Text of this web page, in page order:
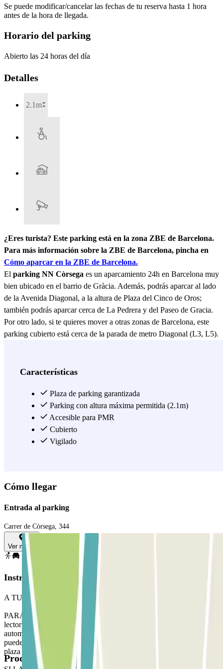
Se puede modificar/cancelar las fechas de tu reserva hasta 1 hora
antes de la hora de llegada.
Horario del parking
Abierto las 24 horas del día
Detalles
2.1m
¿Eres turista? Este parking está en la zona ZBE de Barcelona.
Para más información sobre la ZBE de Barcelona, pincha en
Cómo aparcar en la ZBE de Barcelona.
El parking NN Còrsega es un aparcamiento 24h en Barcelona muy
bien ubicado en el barrio de Gràcia. Además, podrás aparcar al lado
de la Avenida Diagonal, a la altura de Plaza del Cinco de Oros;
también podrás aparcar cerca de La Pedrera y del Paseo de Gracia.
Por otro lado, si te quieres mover a otras zonas de Barcelona, este
parking cubierto está cerca de la parada de metro Diagonal (L3, L5).
como La Pedrera, la Sagrada Familia, Casa Batlló, Plaza Cataluña o
parking vigilado está cerca del Palau Robert, el Museo Egipcio de
Barcelona o de la Casa de les Punxes. ;) Reserva tu plaza de
parking en el NN Còrsega, un parking 24h en el barrio de Gràcia.
Ver más
Características
Plaza de parking garantizada
Parking con altura máxima permitida (2.1m)
Accesible para PMR
Cubierto
Vigilado
Cómo llegar
Entrada al parking
Carrer de Còrsega, 344
Ver mapa
Instrucciones
A TU LLEGADA: Accede al parking
PARA ABRIR LA BARRERA: Detente frente a la barrera. El
lector de matrículas reconocerá tu vehículo y la barrera se abrirá
automáticamente sin necesidad de pulsar ningún botón o bien
puedes hacer uso del código QR en tu reserva . Aparca en cualquier
plaza libre.
Productos disponibles